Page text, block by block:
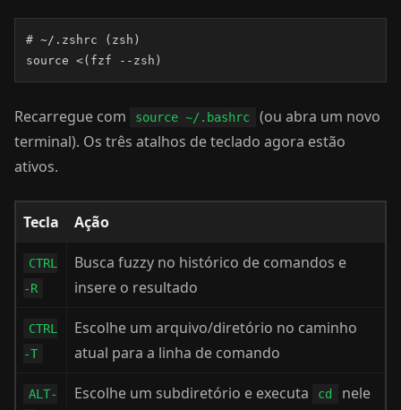
# ~/.zshrc (zsh)
source <(fzf --zsh)
Recarregue com source ~/.bashrc
(ou abra um novo
terminal). Os três atalhos de teclado agora estão
ativos.
Tecla Ação
CTRL
-R
Busca fuzzy no histórico de comandos e
insere o resultado
CTRL
-T
Escolhe um arquivo/diretório no caminho
atual para a linha de comando
ALT-
Escolhe um subdiretório e executa cd
nele